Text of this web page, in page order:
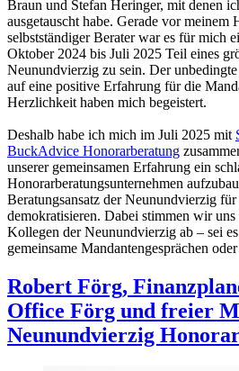
Braun und Stefan Heringer, mit denen
ausgetauscht habe. Gerade vor meinem
selbstständiger Berater war es für mich
Oktober 2024 bis Juli 2025 Teil eines
Neunundvierzig zu sein. Der unbedingte
auf eine positive Erfahrung für die
Herzlichkeit haben mich begeistert.
Deshalb habe ich mich im Juli 2025 mit
BuckAdvice Honorarberatung
unserer gemeinsamen Erfahrung ein
Honorarberatungsunternehmen
Beratungsansatz der Neunundvierzig
demokratisieren. Dabei stimmen wir
Kollegen der Neunundvierzig ab – sei
gemeinsame Mandantengesprächen
Robert Förg,
Office Förg und freier
Neunundvierzig